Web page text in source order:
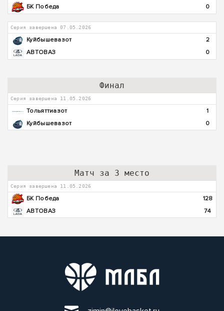
БК Победа
0
Серия завершена 07.05.2026
Куйбышевазот
2
АВТОВАЗ
0
Финал
Серия завершена 11.05.2026
Тольяттиазот
1
Куйбышевазот
0
Матч за 3 место
Серия завершена 11.05.2026
БК Победа
128
АВТОВАЗ
74